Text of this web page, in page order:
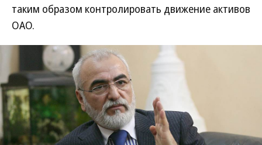
таким образом контролировать движение активов
ОАО.